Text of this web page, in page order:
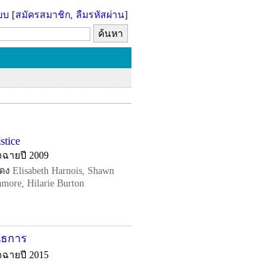
บ [สมัครสมาชิก, ลืมรหัสผ่าน]
ฉายปี 2009
ง Elisabeth Harnois, Shawn
Hilarie Burton
การ
ฉายปี 2015